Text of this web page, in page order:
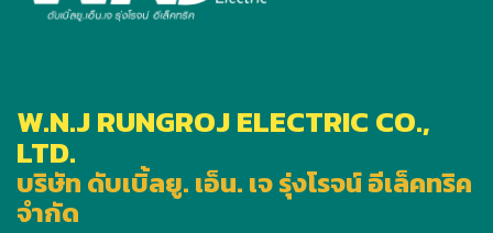
W.N.J RUNGROJ ELECTRIC CO.,
LTD.
บริษัท ดับเบิ้ลยู. เอ็น. เจ รุ่งโรจน์ อีเล็คทริค
จำกัด